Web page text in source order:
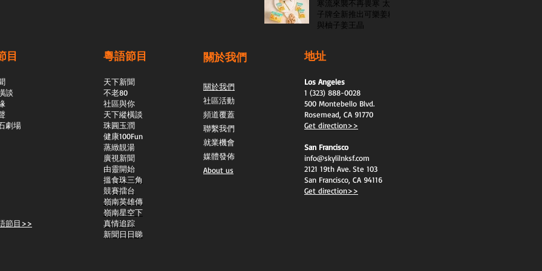
寒流來襲不再畏寒 太
子牌全新推出可樂姜糖
與柚子姜王晶
目
談
劇場
節目>>
粵語節目
天下新聞
不老80
社區與你
天下縱橫談
​珠圓玉潤
​健康100Fun
蒸緻靚湯
​廣視新聞
由靈開始
搵食珠三角
競賽擂台
嶺南英雄傳
嶺南星空下
真情追踪
新聞日日睇
關於我們
關於我們
社區活動
頻道覆蓋
聯繫我們
就業機會
媒體發佈
About us
地址
Los Angeles
1 (323) 888-0028
500 Montebello Blvd.
Rosemead, CA 91770
Get direction>>
San Francisco
info@skylilnksf.com
2121 19th Ave. Ste 103
San Francisco, CA 94116
Get direction>>